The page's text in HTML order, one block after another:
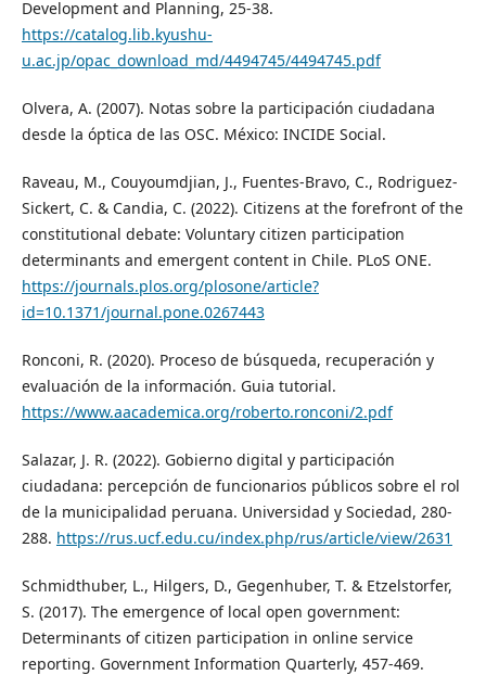
Development and Planning, 25-38.
https://catalog.lib.kyushu-
u.ac.jp/opac_download_md/4494745/4494745.pdf
Olvera, A. (2007). Notas sobre la participación ciudadana
desde la óptica de las OSC. México: INCIDE Social.
Raveau, M., Couyoumdjian, J., Fuentes-Bravo, C., Rodriguez-
Sickert, C. & Candia, C. (2022). Citizens at the forefront of the
constitutional debate: Voluntary citizen participation
determinants and emergent content in Chile. PLoS ONE.
https://journals.plos.org/plosone/article?
id=10.1371/journal.pone.0267443
Ronconi, R. (2020). Proceso de búsqueda, recuperación y
evaluación de la información. Guia tutorial.
https://www.aacademica.org/roberto.ronconi/2.pdf
Salazar, J. R. (2022). Gobierno digital y participación
ciudadana: percepción de funcionarios públicos sobre el rol
de la municipalidad peruana. Universidad y Sociedad, 280-
288. https://rus.ucf.edu.cu/index.php/rus/article/view/2631
Schmidthuber, L., Hilgers, D., Gegenhuber, T. & Etzelstorfer,
S. (2017). The emergence of local open government:
Determinants of citizen participation in online service
reporting. Government Information Quarterly, 457-469.